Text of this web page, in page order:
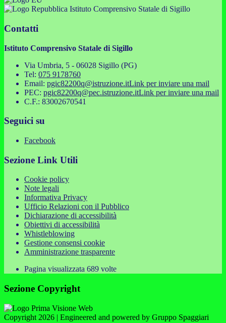
Istituto Comprensivo Statale di Sigillo
Contatti
Istituto Comprensivo Statale di Sigillo
Via Umbria, 5 - 06028 Sigillo (PG)
Tel: 075 9178760
Email: pgic82200q@istruzione.itLink per inviare una mail
PEC: pgic82200q@pec.istruzione.itLink per inviare una mail
C.F.: 83002670541
Seguici su
Facebook
Sezione Link Utili
Cookie policy
Note legali
Informativa Privacy
Ufficio Relazioni con il Pubblico
Dichiarazione di accessibilità
Obiettivi di accessibilità
Whistleblowing
Gestione consensi cookie
Amministrazione trasparente
Pagina visualizzata 689 volte
Sezione Copyright
Copyright 2026 | Engineered and powered by Gruppo Spaggiari